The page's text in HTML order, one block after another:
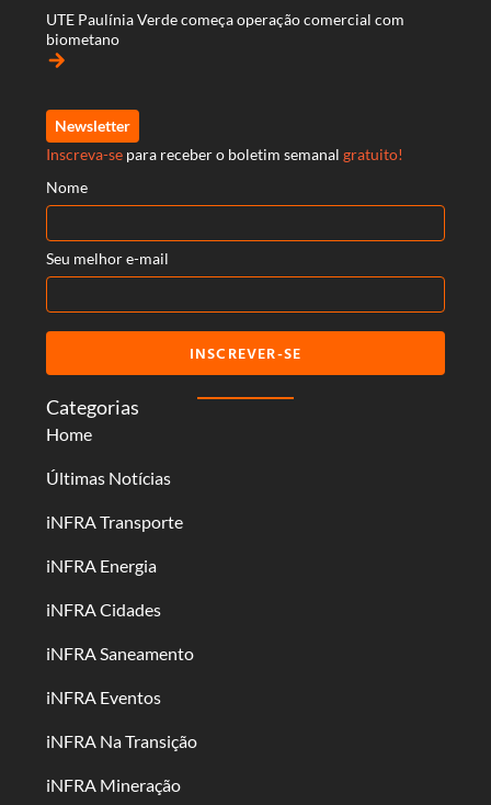
Categorias
Home
Últimas Notícias
iNFRA Transporte
iNFRA Energia
iNFRA Cidades
iNFRA Saneamento
iNFRA Eventos
iNFRA Na Transição
iNFRA Mineração
UTE Paulínia Verde começa operação comercial com
biometano
arrow_forward
Newsletter
Inscreva-se para receber o boletim semanal gratuito!
Nome
Seu melhor e-mail
INSCREVER-SE